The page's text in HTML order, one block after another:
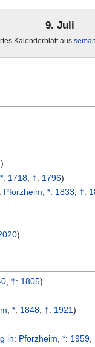
9. Juli
Kalenderblatt aus
)
,*: 1718 †: 1796)
: Pforzheim ,*: 1833 †:
)
, †: 1805)
,*: 1848 †: 1921)
in: Pforzheim ,*: 1959